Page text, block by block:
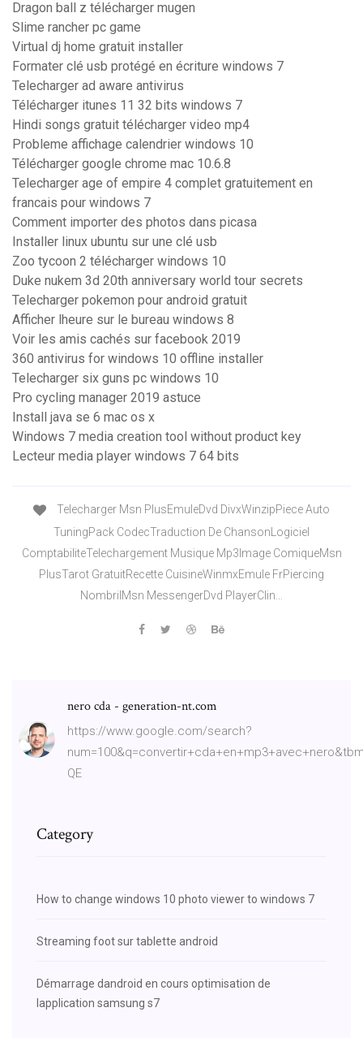
Dragon ball z télécharger mugen
Slime rancher pc game
Virtual dj home gratuit installer
Formater clé usb protégé en écriture windows 7
Telecharger ad aware antivirus
Télécharger itunes 11 32 bits windows 7
Hindi songs gratuit télécharger video mp4
Probleme affichage calendrier windows 10
Télécharger google chrome mac 10.6.8
Telecharger age of empire 4 complet gratuitement en
francais pour windows 7
Comment importer des photos dans picasa
Installer linux ubuntu sur une clé usb
Zoo tycoon 2 télécharger windows 10
Duke nukem 3d 20th anniversary world tour secrets
Telecharger pokemon pour android gratuit
Afficher lheure sur le bureau windows 8
Voir les amis cachés sur facebook 2019
360 antivirus for windows 10 offline installer
Telecharger six guns pc windows 10
Pro cycling manager 2019 astuce
Install java se 6 mac os x
Windows 7 media creation tool without product key
Lecteur media player windows 7 64 bits
Telecharger Msn PlusEmuleDvd DivxWinzipPiece Auto
TuningPack CodecTraduction De ChansonLogiciel
ComptabiliteTelechargement Musique Mp3Image ComiqueMsn
PlusTarot GratuitRecette CuisineWinmxEmule FrPiercing
NombrilMsn MessengerDvd PlayerClin…
nero cda - generation-nt.com
https://www.google.com/search?
QE
Category
How to change windows 10 photo viewer to windows 7
Streaming foot sur tablette android
Démarrage dandroid en cours optimisation de
lapplication samsung s7